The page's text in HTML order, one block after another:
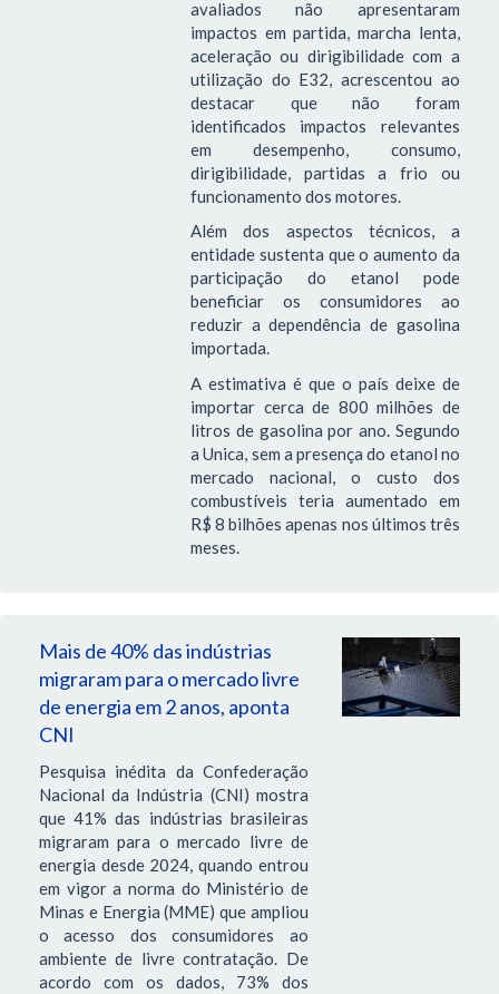
avaliados não apresentaram
impactos em partida, marcha lenta,
aceleração ou dirigibilidade com a
utilização do E32, acrescentou ao
destacar que não foram
identificados impactos relevantes
em desempenho, consumo,
dirigibilidade, partidas a frio ou
funcionamento dos motores.
Além dos aspectos técnicos, a
entidade sustenta que o aumento da
participação do etanol pode
beneficiar os consumidores ao
reduzir a dependência de gasolina
importada.
A estimativa é que o país deixe de
importar cerca de 800 milhões de
litros de gasolina por ano. Segundo
a Unica, sem a presença do etanol no
mercado nacional, o custo dos
combustíveis teria aumentado em
R$ 8 bilhões apenas nos últimos três
meses.
Mais de 40% das indústrias
migraram para o mercado livre
de energia em 2 anos, aponta
CNI
Pesquisa inédita da Confederação
Nacional da Indústria (CNI) mostra
que 41% das indústrias brasileiras
migraram para o mercado livre de
energia desde 2024, quando entrou
em vigor a norma do Ministério de
Minas e Energia (MME) que ampliou
o acesso dos consumidores ao
ambiente de livre contratação. De
acordo com os dados, 73% dos